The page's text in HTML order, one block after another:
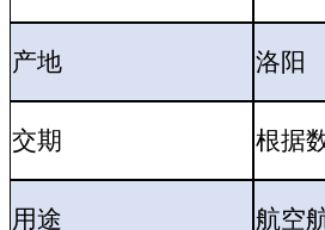
产地 洛阳
交期 根据
用途 航空